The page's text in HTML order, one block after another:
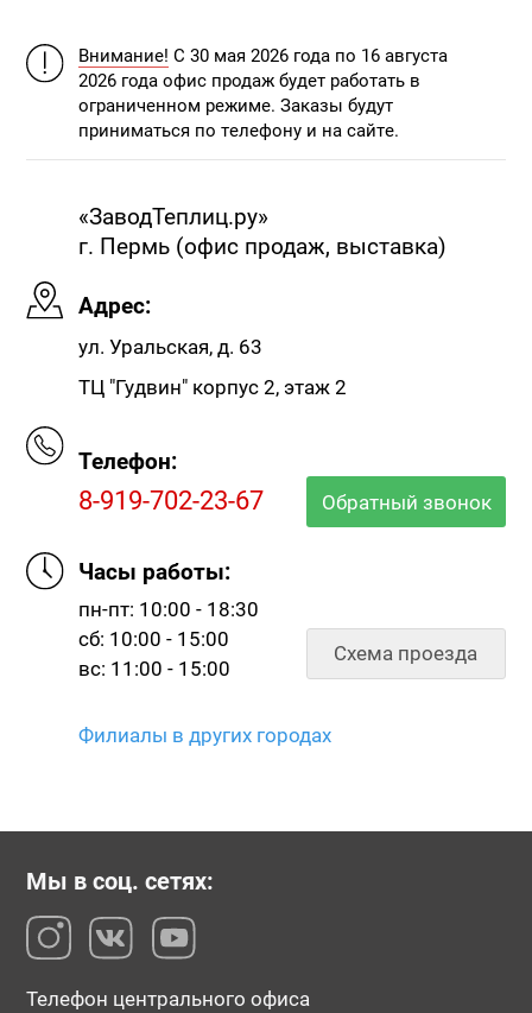
Внимание! С 30 мая 2026 года по 16 августа
2026 года офис продаж будет работать в
ограниченном режиме. Заказы будут
приниматься по телефону и на сайте.
«ЗаводТеплиц.ру»
г. Пермь (офис продаж, выставка)
Адрес:
ул. Уральская, д. 63
ТЦ "Гудвин" корпус 2, этаж 2
Телефон:
8-919-702-23-67 Обратный звонок
Часы работы:
пн-пт: 10:00 - 18:30
сб: 10:00 - 15:00
вс: 11:00 - 15:00
Схема проезда
Филиалы в других городах
Мы в соц. сетях:
Телефон центрального офиса